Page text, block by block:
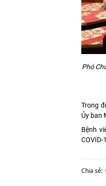
Phó
Trong
Ủy ban
Bệnh
COVID-
Chia sẻ: